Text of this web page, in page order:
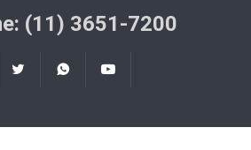
(11) 3651-7200